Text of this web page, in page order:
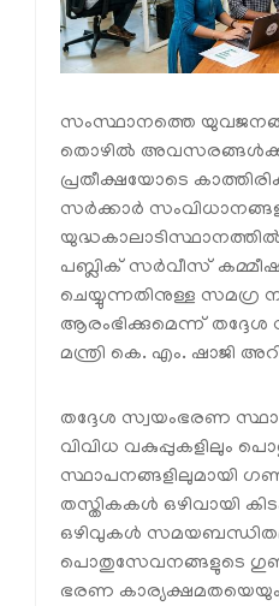
സംസ്ഥാനത്തെ
തൊഴിൽ
പ്രതീക്ഷയോടെ
സർക്കാർ
പബ്ലിക് സർവീസ്
ചെയ്യുന്നതിനുള്ള സമഗ്ര
ആരംഭിക്കുമെന്ന്
മന്ത്രി കെ. എം. ഷാജി
തദ്ദേശ സ്വയംഭരണ
വിവിധ വകുപ്പുകളിലും
സ്ഥാപനങ്ങളിലുമായി
തസ്തികകൾ ഒഴിവായി
ഒഴിവുകൾ
പൊതുസേവനങ്ങളുടെ
ഭരണ കാര്യക്ഷമതയെയും